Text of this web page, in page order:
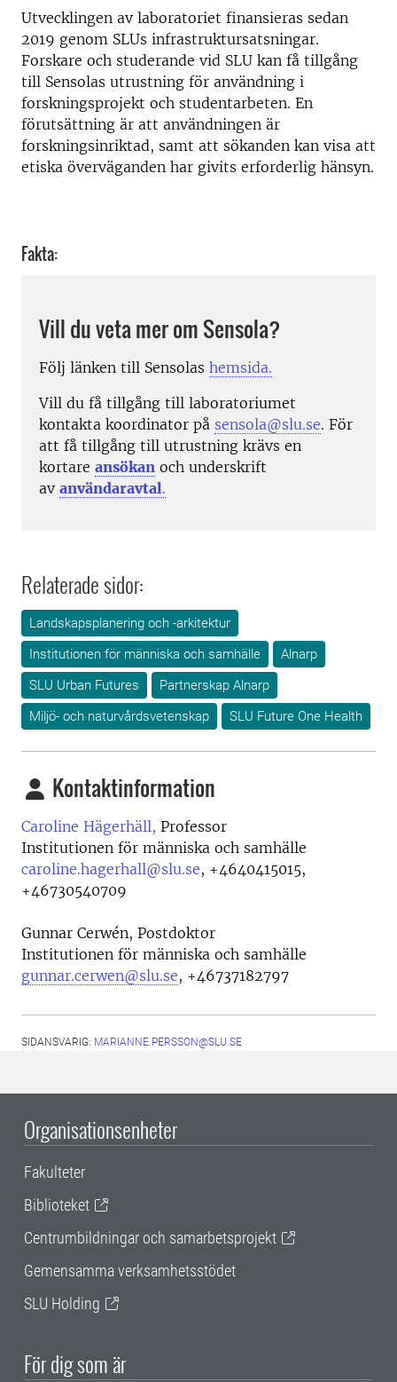
Utvecklingen av laboratoriet finansieras sedan
2019 genom SLUs infrastruktursatsningar.
Forskare och studerande vid SLU kan få tillgång
till Sensolas utrustning för användning i
forskningsprojekt och studentarbeten. En
förutsättning är att användningen är
forskningsinriktad, samt att sökanden kan visa att
etiska överväganden har givits erforderlig hänsyn.
Fakta:
Vill du veta mer om Sensola?
Följ länken till Sensolas hemsida.
Vill du få tillgång till laboratoriumet
kontakta koordinator på sensola@slu.se. För
att få tillgång till utrustning krävs en
kortare ansökan och underskrift
av användaravtal.
Relaterade sidor:
Landskapsplanering och -arkitektur
Institutionen för människa och samhälle
Alnarp
SLU Urban Futures
Partnerskap Alnarp
Miljö- och naturvårdsvetenskap
SLU Future One Health
Kontaktinformation
Caroline Hägerhäll, Professor
Institutionen för människa och samhälle
caroline.hagerhall@slu.se, +4640415015,
+46730540709
Gunnar Cerwén, Postdoktor
Institutionen för människa och samhälle
gunnar.cerwen@slu.se, +46737182797
SIDANSVARIG: MARIANNE.PERSSON@SLU.SE
Organisationsenheter
Fakulteter
Biblioteket
Centrumbildningar och samarbetsprojekt
Gemensamma verksamhetsstödet
SLU Holding
För dig som är